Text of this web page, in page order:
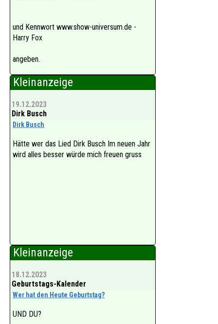
und Kennwort www.show-universum.de -
Harry Fox
angeben.
Kleinanzeige
19.12.2023
Dirk Busch
Dirk Busch
Hätte wer das Lied Dirk Busch Im neuen Jahr
wird alles besser würde mich freuen gruss
Kleinanzeige
18.12.2023
Geburtstags-Kalender
Wer hat den Heute Geburtstag?
UND DU?